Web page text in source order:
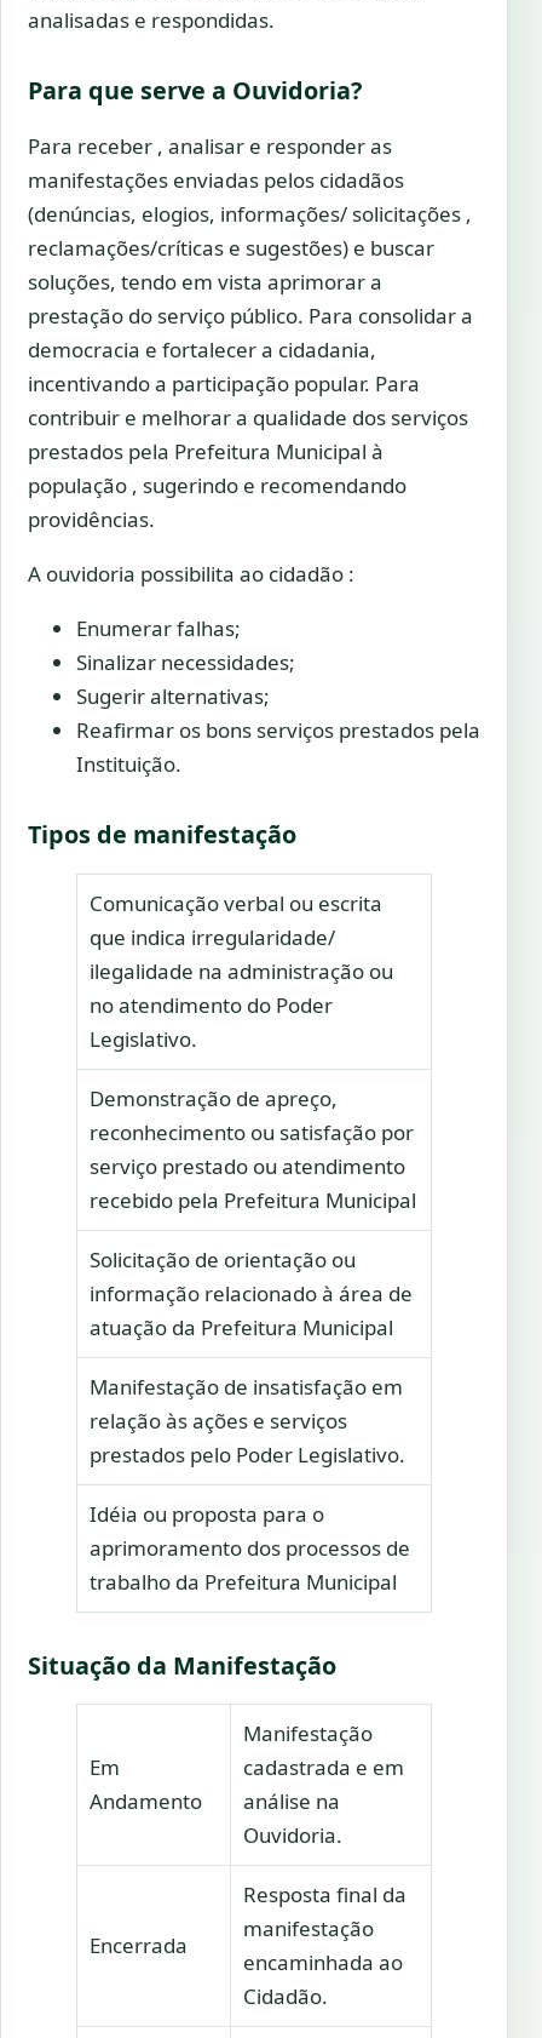
analisadas e respondidas.
Para que serve a Ouvidoria?
Para receber , analisar e responder as
manifestações enviadas pelos cidadãos
(denúncias, elogios, informações/ solicitações ,
reclamações/críticas e sugestões) e buscar
soluções, tendo em vista aprimorar a
prestação do serviço público. Para consolidar a
democracia e fortalecer a cidadania,
incentivando a participação popular. Para
contribuir e melhorar a qualidade dos serviços
prestados pela Prefeitura Municipal à
população , sugerindo e recomendando
providências.
A ouvidoria possibilita ao cidadão :
Enumerar falhas;
Sinalizar necessidades;
Sugerir alternativas;
Reafirmar os bons serviços prestados pela
Instituição.
Tipos de manifestação
Comunicação verbal ou escrita
que indica irregularidade/
ilegalidade na administração ou
no atendimento do Poder
Legislativo.
Demonstração de apreço,
reconhecimento ou satisfação por
serviço prestado ou atendimento
recebido pela Prefeitura Municipal
Solicitação de orientação ou
informação relacionado à área de
atuação da Prefeitura Municipal
Manifestação de insatisfação em
relação às ações e serviços
prestados pelo Poder Legislativo.
Idéia ou proposta para o
aprimoramento dos processos de
trabalho da Prefeitura Municipal
Situaçãoda Manifestação
Em
Andamento
Manifestação
cadastrada e em
análise na
Ouvidoria.
Encerrada
Resposta final da
manifestação
encaminhada ao
Cidadão.